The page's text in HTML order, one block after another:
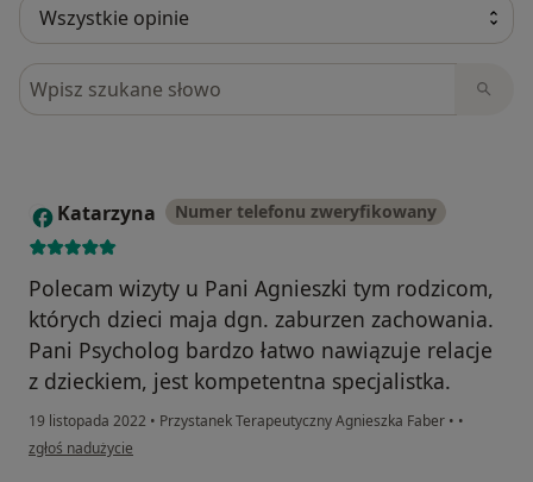
Szukaj w opiniach
K Katarzyna Numer telefonu zweryfikowany
Polecam wizyty u Pani Agnieszki tym rodzicom,
których dzieci maja dgn. zaburzen zachowania.
Pani Psycholog bardzo łatwo nawiązuje relacje
z dzieckiem, jest kompetentna specjalistka.
19 listopada 2022 • Przystanek Terapeutyczny Agnieszka Faber • •
w opinii użytkownika Katarzyna
zgłoś nadużycie